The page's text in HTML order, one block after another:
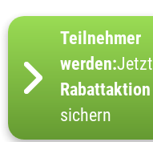
Teilnehmer
werden:Jetzt
Rabattaktion
sichern